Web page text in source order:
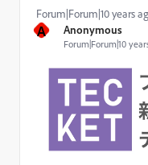
A Anonymous
Forum|Forum|10
Forum|Forum|10 years